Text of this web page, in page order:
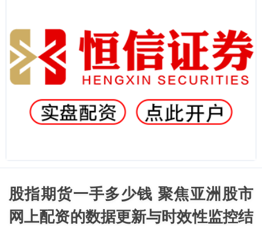
股指期货一手多少钱 聚焦亚洲股市
网上配资的数据更新与时效性监控结